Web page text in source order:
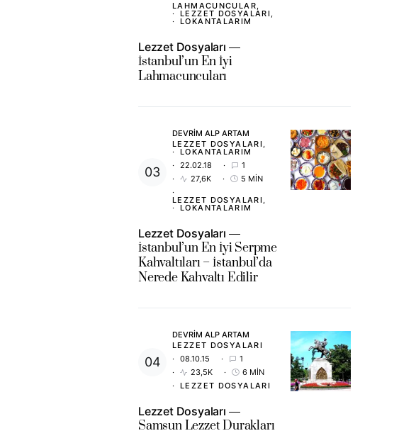
LAHMACUNCULAR
LEZZET DOSYALARI
LOKANTALARIM
Lezzet Dosyaları
İstanbul’un En İyi
Lahmacuncuları
DEVRIM ALP ARTAM
LEZZET DOSYALARI
LOKANTALARIM
22.02.18
1
27,6K
5 MIN
LEZZET DOSYALARI
LOKANTALARIM
Lezzet Dosyaları
İstanbul’un En İyi Serpme
Kahvaltıları – İstanbul’da
Nerede Kahvaltı Edilir
DEVRIM ALP ARTAM
LEZZET DOSYALARI
08.10.15
1
23,5K
6 MIN
LEZZET DOSYALARI
Lezzet Dosyaları
Samsun Lezzet Durakları